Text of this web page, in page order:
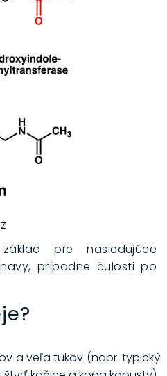
pre nasledujúce
prípadne čulosti po
a veľa tukov (napr. typický